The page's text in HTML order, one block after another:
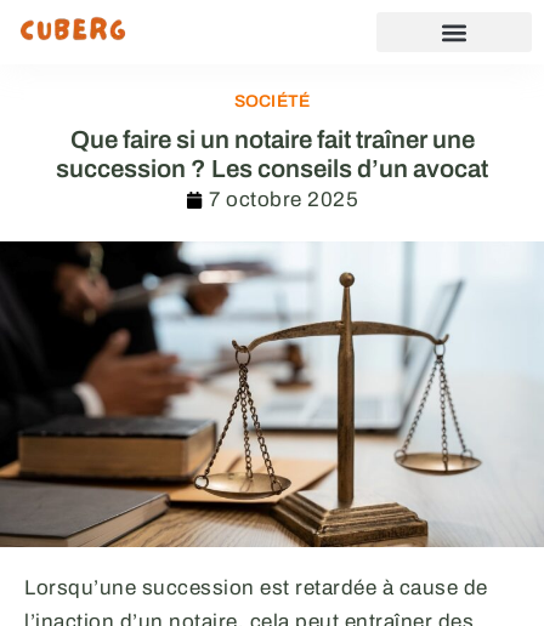
SOCIÉTÉ
Que faire si un notaire fait traîner une
succession ? Les conseils d’un avocat
7 octobre 2025
Lorsqu’une succession est retardée à cause de